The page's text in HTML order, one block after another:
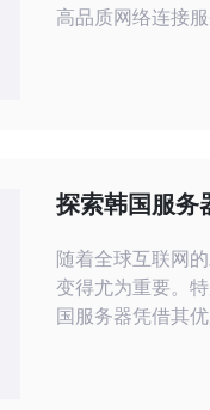
高品质网络连接
CN2服务器时，
探索韩国服务
随着全球互联网
变得尤为重要。
国服务器凭借其